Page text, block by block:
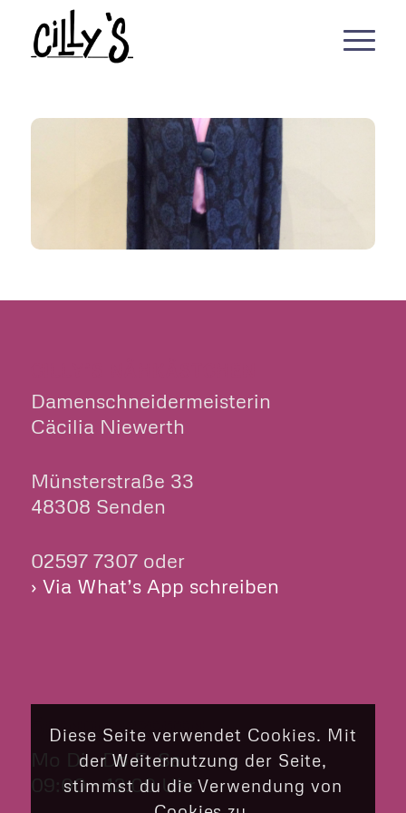
Damenschneidermeisterin
Cäcilia Niewerth
Münsterstraße 33
48308 Senden
02597 7307 oder
› Via What’s App schreiben
ÖFFNUNGSZEITEN
Mo Di Do Fr Sa
09:00 – 12:00 Uhr
Diese Seite verwendet Cookies. Mit
der Weiternutzung der Seite,
stimmst du die Verwendung von